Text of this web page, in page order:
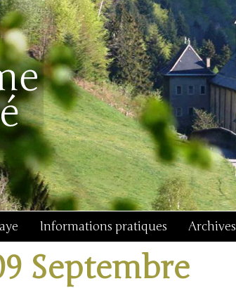
Informations pratiques Archives
Septembre